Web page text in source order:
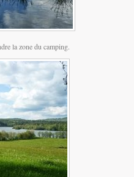
la zone du camping.